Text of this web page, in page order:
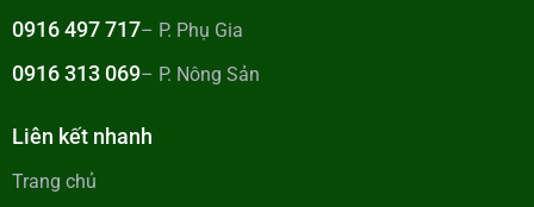
0916 497 717– P. Phụ Gia
0916 313 069– P. Nông Sản
Liên kết nhanh
Trang chủ